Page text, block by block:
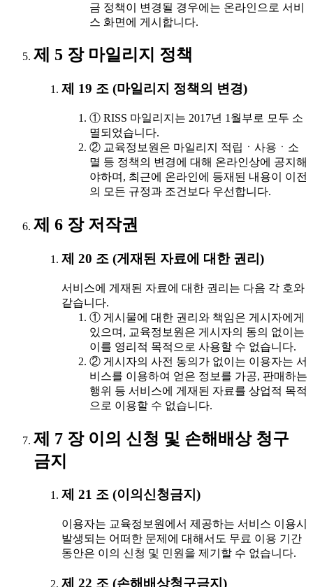
금 정책이 변경될 경우에는 온라인으로 서비
스 화면에 게시합니다.
제 5 장 마일리지 정책
제 19 조 (마일리지 정책의 변경)
① RISS 마일리지는 2017년 1월부로 모두 소
멸되었습니다.
② 교육정보원은 마일리지 적립ㆍ사용ㆍ소
멸 등 정책의 변경에 대해 온라인상에 공지해
야하며, 최근에 온라인에 등재된 내용이 이전
의 모든 규정과 조건보다 우선합니다.
제 6 장 저작권
제 20 조 (게재된 자료에 대한 권리)
서비스에 게재된 자료에 대한 권리는 다음 각 호와
같습니다.
① 게시물에 대한 권리와 책임은 게시자에게
있으며, 교육정보원은 게시자의 동의 없이는
이를 영리적 목적으로 사용할 수 없습니다.
② 게시자의 사전 동의가 없이는 이용자는 서
비스를 이용하여 얻은 정보를 가공, 판매하는
행위 등 서비스에 게재된 자료를 상업적 목적
으로 이용할 수 없습니다.
제 7 장 이의 신청 및 손해배상 청구
금지
제 21 조 (이의신청금지)
이용자는 교육정보원에서 제공하는 서비스 이용시
발생되는 어떠한 문제에 대해서도 무료 이용 기간
동안은 이의 신청 및 민원을 제기할 수 없습니다.
제 22 조 (손해배상청구금지)